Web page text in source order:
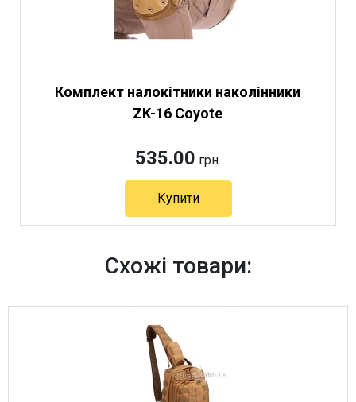
Комплект налокітники наколінники
ZK-16 Coyote
535.00 грн.
Купити
Схожі товари: